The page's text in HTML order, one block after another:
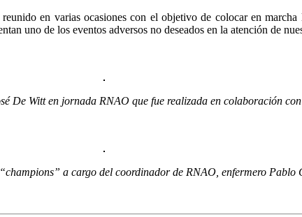
en varias ocasiones con el objetivo de colocar en
uno de los eventos adversos no deseados en la atención de
De Witt en jornada RNAO que fue realizada en colaboración
a cargo del coordinador de RNAO, enfermero Pablo